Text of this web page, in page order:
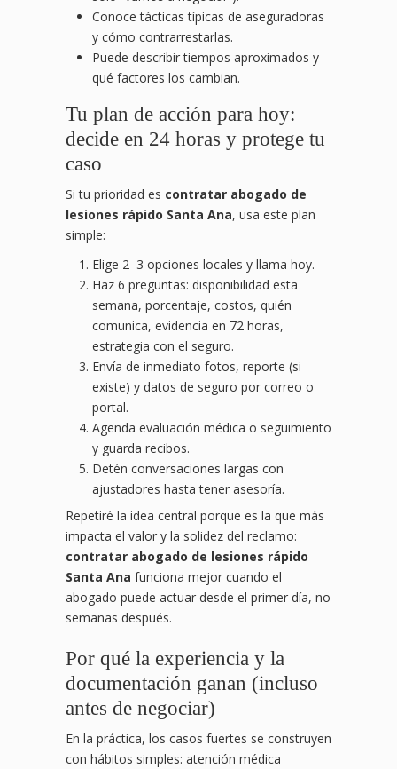
Conoce tácticas típicas de aseguradoras
y cómo contrarrestarlas.
Puede describir tiempos aproximados y
qué factores los cambian.
Tu plan de acción para hoy:
decide en 24 horas y protege tu
caso
Si tu prioridad es contratar abogado de
lesiones rápido Santa Ana, usa este plan
simple:
Elige 2–3 opciones locales y llama hoy.
Haz 6 preguntas: disponibilidad esta
semana, porcentaje, costos, quién
comunica, evidencia en 72 horas,
estrategia con el seguro.
Envía de inmediato fotos, reporte (si
existe) y datos de seguro por correo o
portal.
Agenda evaluación médica o seguimiento
y guarda recibos.
Detén conversaciones largas con
ajustadores hasta tener asesoría.
Repetiré la idea central porque es la que más
impacta el valor y la solidez del reclamo:
contratar abogado de lesiones rápido
Santa Ana funciona mejor cuando el
abogado puede actuar desde el primer día, no
semanas después.
Por qué la experiencia y la
documentación ganan (incluso
antes de negociar)
En la práctica, los casos fuertes se construyen
con hábitos simples: atención médica